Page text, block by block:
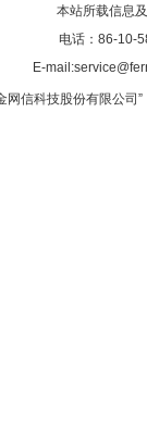
本站所载信息
电话：86-10-
E-
网信科技股份有限公司